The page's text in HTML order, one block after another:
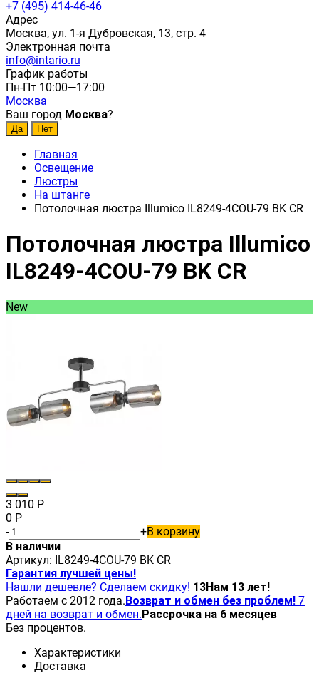
+7 (495) 414-46-46
Адрес
Москва, ул. 1-я Дубровская, 13, стр. 4
Электронная почта
info@intario.ru
График работы
Пн-Пт 10:00—17:00
Москва
Ваш город Москва?
Главная
Освещение
Люстры
На штанге
Потолочная люстра Illumico IL8249-4COU-79 BK CR
Потолочная люстра Illumico
IL8249-4COU-79 BK CR
New
3 010 Р
0 Р
-
+В корзину
В наличии
Артикул: IL8249-4COU-79 BK CR
Гарантия лучшей цены!
Нашли дешевле? Сделаем скидку! 13Нам 13 лет!
Работаем с 2012 года.Возврат и обмен без проблем! 7
дней на возврат и обмен.Рассрочка на 6 месяцев
Без процентов.
Характеристики
Доставка